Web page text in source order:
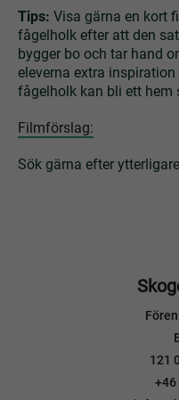
Tips: Visa gärna en kort
fågelholk efter att den
bygger bo och tar hand
eleverna extra
fågelholk kan bli ett hem
Filmförslag:
Sök gärna efter
121
+46